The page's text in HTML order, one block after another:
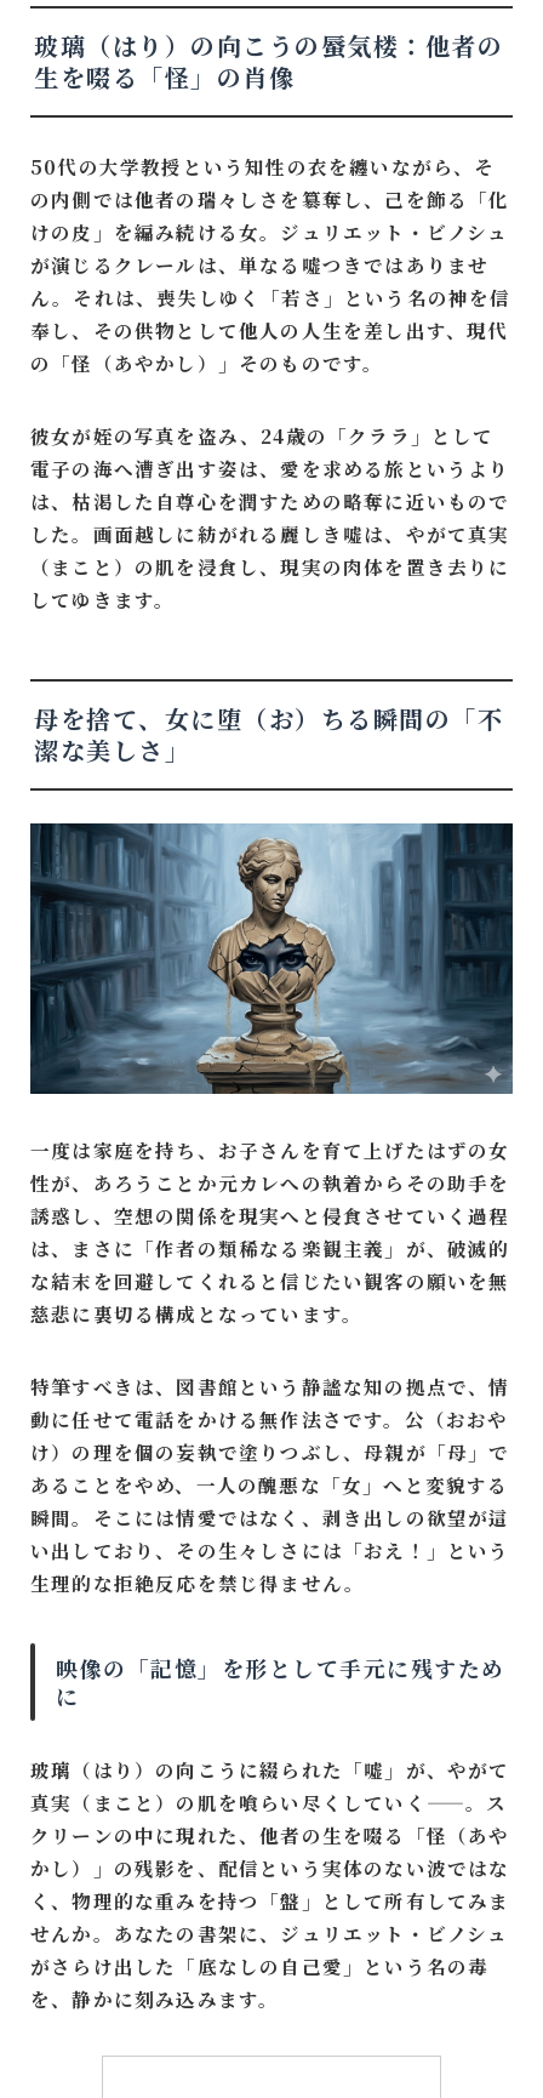
玻璃（はり）の向こうの蜃気楼：他者の
生を啜る「怪」の肖像
50代の大学教授という知性の衣を纏いながら、そ
の内側では他者の瑞々しさを簒奪し、己を飾る「化
けの皮」を編み続ける女。ジュリエット・ビノシュ
が演じるクレールは、単なる嘘つきではありませ
ん。それは、喪失しゆく「若さ」という名の神を信
奉し、その供物として他人の人生を差し出す、現代
の「怪（あやかし）」そのものです。
彼女が姪の写真を盗み、24歳の「クララ」として
電子の海へ漕ぎ出す姿は、愛を求める旅というより
は、枯渇した自尊心を潤すための略奪に近いもので
した。画面越しに紡がれる麗しき嘘は、やがて真実
（まこと）の肌を浸食し、現実の肉体を置き去りに
してゆきます。
母を捨て、女に堕（お）ちる瞬間の「不
潔な美しさ」
一度は家庭を持ち、お子さんを育て上げたはずの女
性が、あろうことか元カレへの執着からその助手を
誘惑し、空想の関係を現実へと侵食させていく過程
は、まさに「作者の類稀なる楽観主義」が、破滅的
な結末を回避してくれると信じたい観客の願いを無
慈悲に裏切る構成となっています。
特筆すべきは、図書館という静謐な知の拠点で、情
動に任せて電話をかける無作法さです。公（おおや
け）の理を個の妄執で塗りつぶし、母親が「母」で
あることをやめ、一人の醜悪な「女」へと変貌する
瞬間。そこには情愛ではなく、剥き出しの欲望が這
い出しており、その生々しさには「おえ！」という
生理的な拒絶反応を禁じ得ません。
映像の「記憶」を形として手元に残すため
に
玻璃（はり）の向こうに綴られた「嘘」が、やがて
真実（まこと）の肌を喰らい尽くしていく——。ス
クリーンの中に現れた、他者の生を啜る「怪（あや
かし）」の残影を、配信という実体のない波ではな
く、物理的な重みを持つ「盤」として所有してみま
せんか。あなたの書架に、ジュリエット・ビノシュ
がさらけ出した「底なしの自己愛」という名の毒
を、静かに刻み込みます。